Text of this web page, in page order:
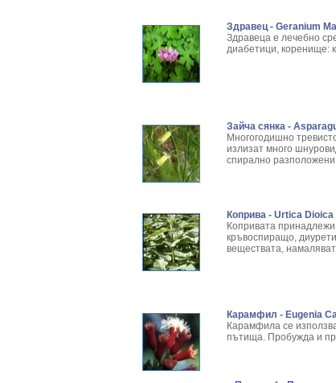
Здравец - Geranium
Здравеца е лечебно
диабетици, коренище:
Зайча сянка -
Многогодишно
излизат много
спирално
Коприва - Urtica Dioica
Копривата
кръвоспиращо,
веществата,
Карамфил - Eugenia
Карамфила се
пътища. Пробужда и